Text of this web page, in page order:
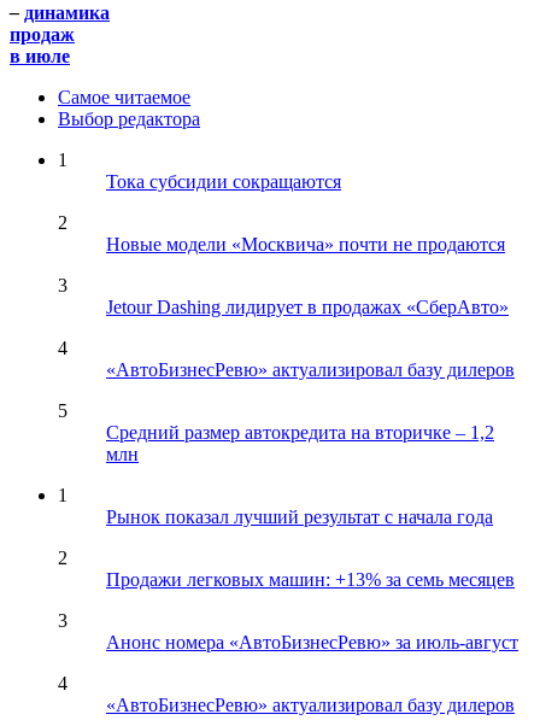
– динамика
продаж
в июле
Самое читаемое
Выбор редактора
1
Тока субсидии сокращаются
2
Новые модели «Москвича» почти не продаются
3
Jetour Dashing лидирует в продажах «СберАвто»
4
«АвтоБизнесРевю» актуализировал базу дилеров
5
Средний размер автокредита на вторичке – 1,2
млн
1
Рынок показал лучший результат с начала года
2
Продажи легковых машин: +13% за семь месяцев
3
Анонс номера «АвтоБизнесРевю» за июль-август
4
«АвтоБизнесРевю» актуализировал базу дилеров